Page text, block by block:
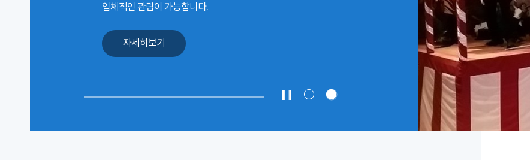
입체적인 관람이 가능합니다.
자세히보기